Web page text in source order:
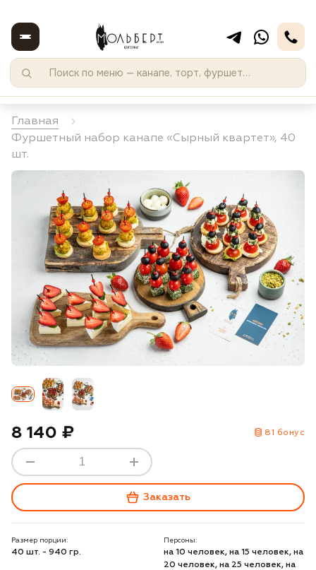
Главная
Фуршетный набор канапе «Сырный квартет», 40
шт.
8 140 ₽ 81 бонус
Заказать
Размер порции:
40 шт. - 940 гр.
Персоны:
на 10 человек, на 15 человек, на
20 человек, на 25 человек, на